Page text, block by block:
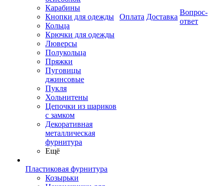
Карабины
Кнопки для одежды
Кольца
Крючки для одежды
Люверсы
Полукольца
Пряжки
Пуговицы
джинсовые
Пукля
Хольнитены
Цепочки из шариков
с замком
Декоративная
металлическая
фурнитура
Ещё
Пластиковая фурнитура
Козырьки
Оплата Доставка
Вопрос-
ответ